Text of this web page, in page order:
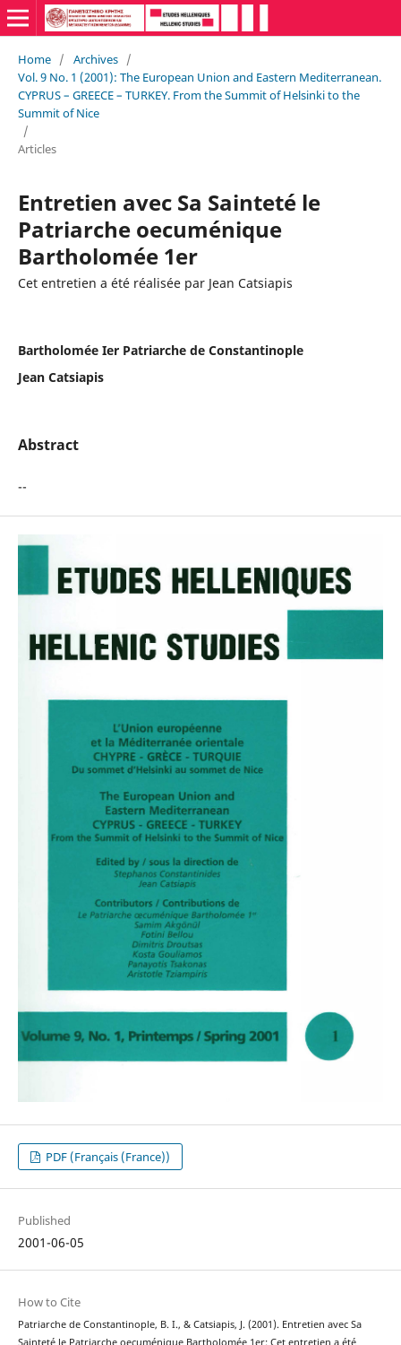
Home / Archives /
Vol. 9 No. 1 (2001): The European Union and Eastern Mediterranean.
CYPRUS – GREECE – TURKEY. From the Summit of Helsinki to the
Summit of Nice
/
Articles
Entretien avec Sa Sainteté le
Patriarche oecuménique
Bartholomée 1er
Cet entretien a été réalisée par Jean Catsiapis
Bartholomée Ier Patriarche de Constantinople
Jean Catsiapis
Abstract
--
PDF (Français (France))
Published
2001-06-05
How to Cite
Patriarche de Constantinople, B. I., & Catsiapis, J. (2001). Entretien avec Sa
Sainteté le Patriarche oecuménique Bartholomée 1er: Cet entretien a été